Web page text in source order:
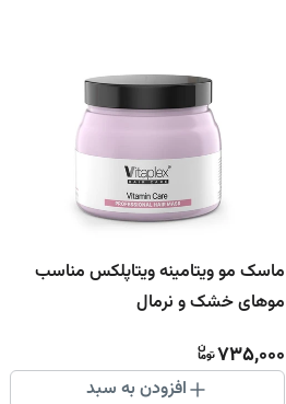
ماسک مو ویتامینه ویتاپلکس مناسب
موهای خشک و نرمال
735,000
افزودن به سبد